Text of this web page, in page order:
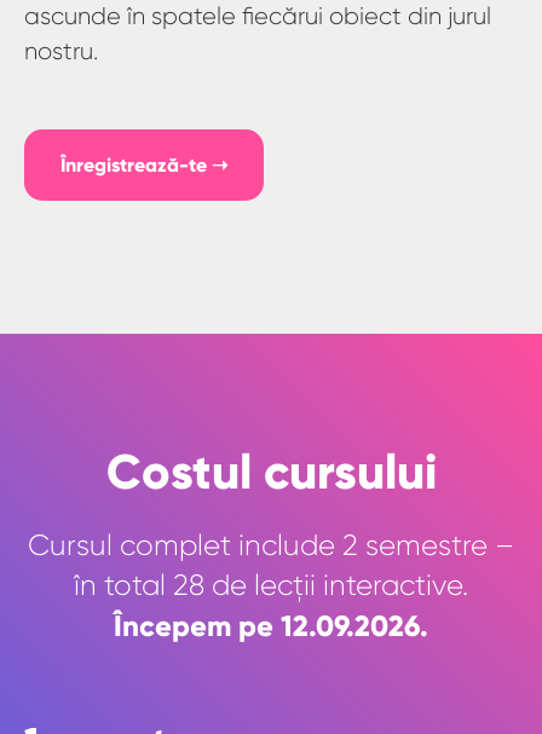
ascunde în spatele fiecărui obiect din jurul
nostru.
Înregistrează-te ➝
Costul cursului
Cursul complet include 2 semestre –
în total 28 de lecții interactive.
Începem pe 12.09.2026.